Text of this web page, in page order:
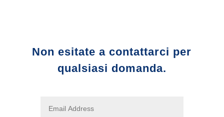
Non esitate a contattarci per
qualsiasi domanda.